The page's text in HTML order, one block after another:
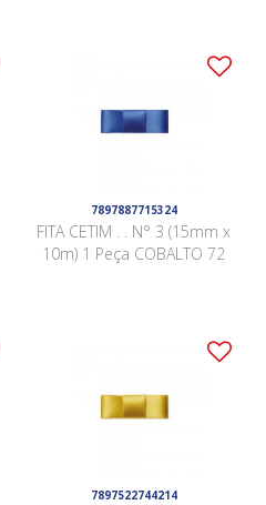
7897887715324
FITA CETIM . . N° 3 (15mm x
10m) 1 Peça COBALTO 72
7897522744214